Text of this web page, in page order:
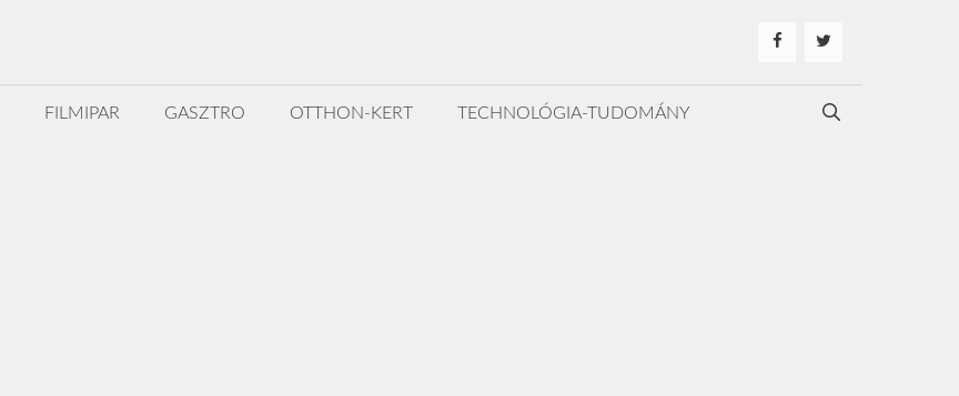
FILMIPAR GASZTRO OTTHON-KERT TECHNOLÓGIA-TUDOMÁNY